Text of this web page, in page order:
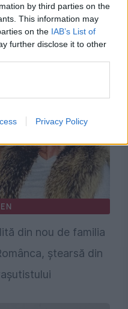
by third parties on the
This information may
on the IAB’s List of
further disclose it to other
Privacy Policy
poate costa scump
nu îi scapă de
din nou de familia
ștearsă din